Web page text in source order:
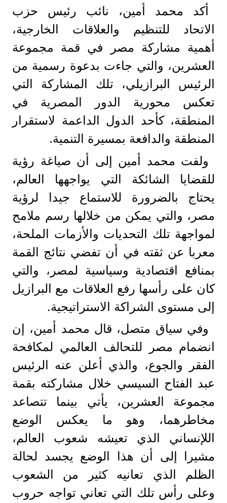
أكد محمد أمين، نائب رئيس حزب
الاتحاد للتنظيم والعلاقات الخارجية،
أهمية مشاركة مصر في قمة مجموعة
العشرين، والتي جاءت بدعوة رسمية من
الرئيس البرازيلي، تلك المشاركة التي
تعكس محورية الدور المصرية في
المنطقة، كأحد الدول الداعمة لاستقرار
المنطقة والدافعة بمسيرة التنمية.
ولفت محمد أمين إلى أن صياغة رؤية
للقضايا الشائكة التي يواجهها العالم،
يحتاج بالضرورة للاستماع جيدا لرؤية
مصر، والتي يمكن من خلالها رسم ملامح
لمواجهة تلك التحديات والأزمات الملحة،
معربا عن ثقته في أن تفضي نتائج القمة
بمنافع اقتصادية وسياسية لمصر، والتي
كان على رأسها رفع العلاقات مع البرازيل
إلى مستوى الشراكة الاستراتيجية.
وفي سياق متصل، قال محمد أمين، إن
انضمام مصر للتحالف العالمي لمكافحة
الفقر والجوع، والذي أعلن عنه الرئيس
عبد الفتاح السيسي خلال مشاركته بقمة
مجموعة العشرين، يأتي بينما تتصاعد
مخاطرهما، وهو ما يعكس الوضع
اللإنساني الذي تعيشه شعوب العالم،
مشيرا إلى أن هذا الوضع يجسد لحالة
الظلم الذي تعانيه كثير من الشعوب
وعلى رأس تلك التي تعاني تواجه حروب